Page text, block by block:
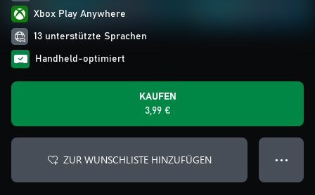
Xbox Play Anywhere
13 unterstützte Sprachen
Handheld-optimiert
KAUFEN
3,99 €
ZUR WUNSCHLISTE HINZUFÜGEN ● ● ●